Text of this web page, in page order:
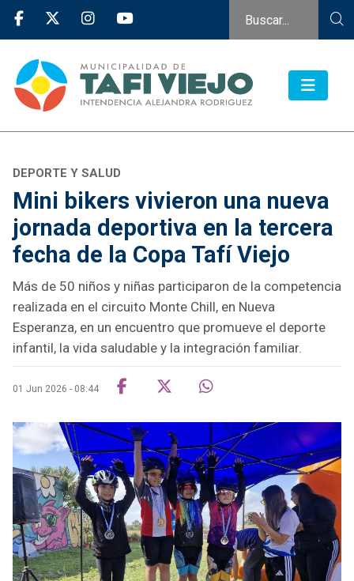
DEPORTE Y SALUD
Mini bikers vivieron una nueva
jornada deportiva en la tercera
fecha de la Copa Tafí Viejo
Más de 50 niños y niñas participaron de la competencia
realizada en el circuito Monte Chill, en Nueva
Esperanza, en un encuentro que promueve el deporte
infantil, la vida saludable y la integración familiar.
01 Jun 2026 - 08:44